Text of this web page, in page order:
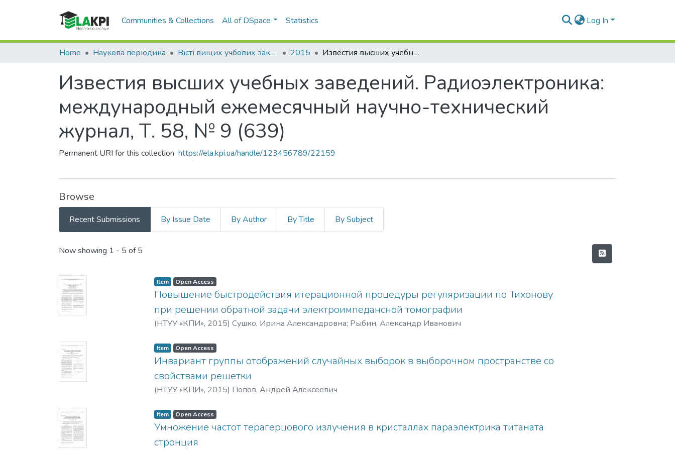
Communities & Collections All of DSpace Statistics Log In
Home Наукова періодика Вісті вищих учбових закладів. Радіоелектроніка 2015 Известия высших учебных заведений. Радиоэлектроника: международный ежемесячный научно-технический журнал, Т. 58, № 9 (639)
Известия высших учебных заведений. Радиоэлектроника:
международный ежемесячный научно-технический
журнал, Т. 58, № 9 (639)
Permanent URI for this collection https://ela.kpi.ua/handle/123456789/22159
Browse
Recent Submissions By Issue Date By Author By Title By Subject
Recent Submissions
Now showing 1 - 5 of 5
Item Open Access
Повышение быстродействия итерационной процедуры регуляризации по Тихонову
при решении обратной задачи электроимпедансной томографии
(НТУУ «КПИ», 2015) Сушко, Ирина Александровна; Рыбин, Александр Иванович
Item Open Access
Инвариант группы отображений случайных выборок в выборочном пространстве со
свойствами решетки
(НТУУ «КПИ», 2015) Попов, Андрей Алексеевич
Item Open Access
Умножение частот терагерцового излучения в кристаллах параэлектрика титаната
стронция